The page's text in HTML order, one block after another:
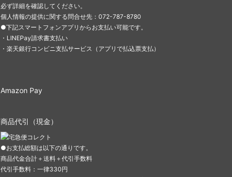
必ず詳細を確認してください。
個人情報の提供に関する問合せ先：072-787-8780
●下記スマートフォンアプリからお支払い可能です。
・LINEPay請求書支払い
・楽天銀行コンビニ支払サービス（アプリで払込票支払）
Amazon Pay
商品代引（現金）
●お支払総額は以下の通りです。
商品代金合計＋送料＋代引手数料
代引手数料：一律330円